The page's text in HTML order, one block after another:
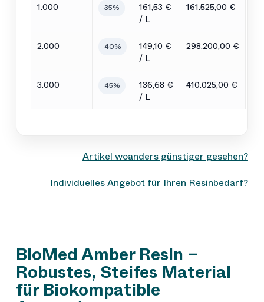
1.000 35%
161,53 €
/ L
161.525,00 €
2.000 40%
149,10 €
/ L
298.200,00 €
3.000 45%
136,68 €
/ L
410.025,00 €
Artikel woanders günstiger gesehen?
Individuelles Angebot für Ihren Resinbedarf?
BioMed Amber Resin –
Robustes, Steifes Material
für Biokompatible